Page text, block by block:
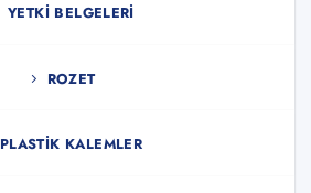
YETKI BELGELERI
ROZET
PLASTIK KALEMLER